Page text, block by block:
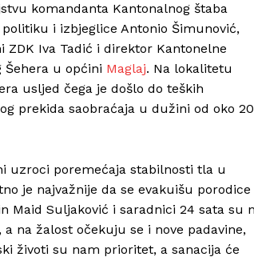
komandanta Kantonalnog štaba
i izbjeglice Antonio Šimunović,
Iva Tadić i direktor Kantonelne
Šehera u općini Maglaj. Na lokalitetu
usljed čega je došlo do teških
prekida saobraćaja u dužini od oko
uzroci poremećaja stabilnosti tla u
je najvažnije da se evakuišu porodice
Maid Suljaković i saradnici 24 sata su
na žalost očekuju se i nove padavine,
životi su nam prioritet, a sanacija će